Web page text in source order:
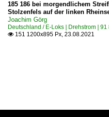
185 186 bei morgendlichem
Stolzenfels auf der linken
Joachim Görg
Deutschland / E-Loks | Drehstrom |
 151 1200x895 Px, 23.08.2021